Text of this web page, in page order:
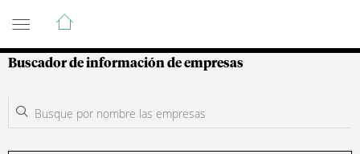
Guía de Empresas Colombianas
Buscador de información de empresas